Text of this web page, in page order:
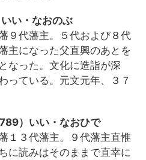
い・なおのぶ
９代藩主。５代および８代
主になった父直興のあとを
なった。文化に造詣が深
っている。元文元年、３７
）いい・なおひで
１３代藩主。９代藩主直惟
に読みはそのままで直幸に